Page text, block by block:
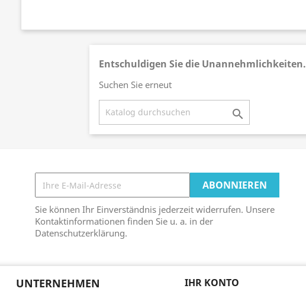
Entschuldigen Sie die Unannehmlichkeiten.
Suchen Sie erneut

Sie können Ihr Einverständnis jederzeit widerrufen. Unsere
Kontaktinformationen finden Sie u. a. in der
Datenschutzerklärung.
UNTERNEHMEN IHR KONTO